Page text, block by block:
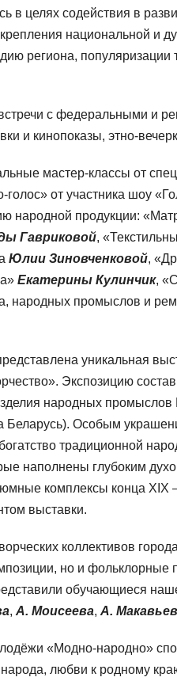
целях содействия в
национальной и
региона, популяризации
с федеральными и
и кинопоказы, этно-
мастер-классы от
от участника шоу
народной продукции:
Гавриковой,
Юлии Зиновченковой,
Екатерины Кулинчик,
народных промыслов и
уникальная
Экспозицию
народных промыслов
Беларусь). Особым
традиционной
наполнены глубоким
комплексы конца XIX
выставки.
коллективов
но и фольклорные
обучающиеся
, А. Моисеева, А.
«Модно-народно»
любви к родному